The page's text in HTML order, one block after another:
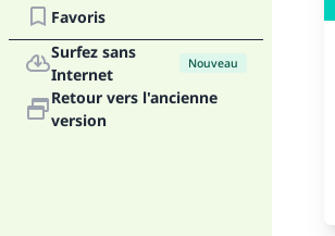
Favoris
Surfez sans
Internet
Nouveau
Retour vers l'ancienne
version